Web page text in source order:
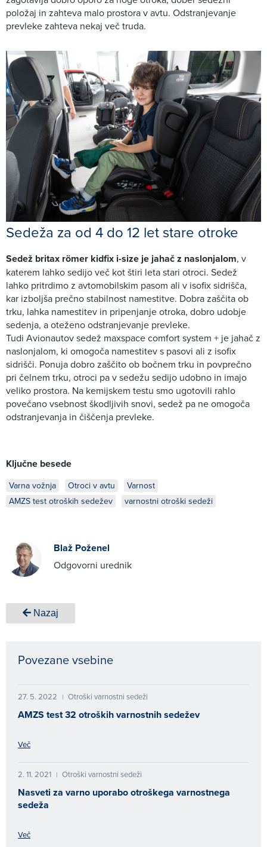
položaj in zahteva malo prostora v avtu. Odstranjevanje
prevleke zahteva nekaj več truda.
Sedeža za od 4 do 12 let stare otroke
Sedež britax römer kidfix i-size je jahač z naslonjalom, v
katerem lahko sedijo več kot štiri leta stari otroci. Sedež
lahko pritrdimo z avtomobilskim pasom ali v isofix sidrišča,
kar izboljša prečno stabilnost namestitve. Dobra zaščita ob
trku, lahka namestitev in pripenjanje otroka, dobro udobje
sedenja, a oteženo odstranjevanje prevleke.
Tudi Avionautov sedež maxspace comfort system + je jahač z
naslonjalom, ki omogoča namestitev s pasovi ali z isofix
sidrišči. Ponuja dobro zaščito ob bočnem trku in povprečno
pri čelnem trku, otroci pa v sedežu sedijo udobno in imajo
veliko prostora. Na kemijskem testu smo ugotovili rahlo
povečano vsebnost škodljivih snovi, sedež pa ne omogoča
odstranjevanja in čiščenja prevleke.
Ključne besede
Varna vožnja Otroci v avtu
Varnost
AMZS test otroških sedežev
varnostni otroški sedeži
Blaž Poženel
Odgovorni urednik
Nazaj
Povezane vsebine
27. 5. 2022 | Otroški varnostni sedeži
AMZS test 32 otroških varnostnih sedežev
Več
2. 11. 2021 | Otroški varnostni sedeži
Nasveti za varno uporabo otroškega varnostnega
sedeža
Več